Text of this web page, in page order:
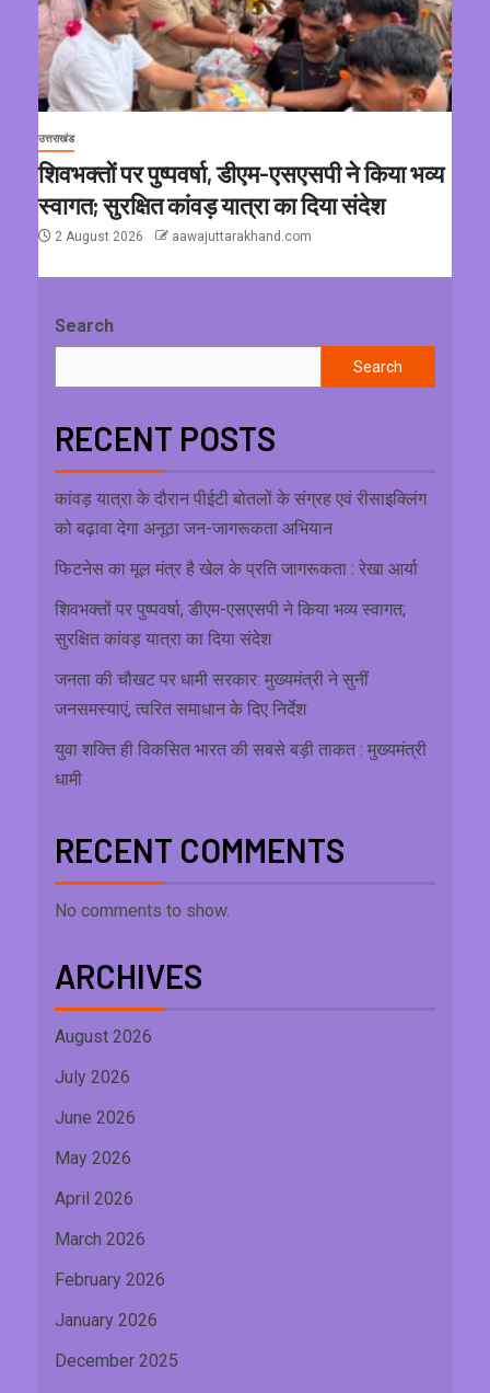
उत्तराखंड
शिवभक्तों पर पुष्पवर्षा, डीएम-एसएसपी ने किया भव्य
स्वागत; सुरक्षित कांवड़ यात्रा का दिया संदेश
2 August 2026 aawajuttarakhand.com
Search
Search
RECENT POSTS
कांवड़ यात्रा के दौरान पीईटी बोतलों के संग्रह एवं रीसाइक्लिंग
को बढ़ावा देगा अनूठा जन-जागरूकता अभियान
फिटनेस का मूल मंत्र है खेल के प्रति जागरूकता : रेखा आर्या
शिवभक्तों पर पुष्पवर्षा, डीएम-एसएसपी ने किया भव्य स्वागत;
सुरक्षित कांवड़ यात्रा का दिया संदेश
जनता की चौखट पर धामी सरकार: मुख्यमंत्री ने सुनीं
जनसमस्याएं, त्वरित समाधान के दिए निर्देश
युवा शक्ति ही विकसित भारत की सबसे बड़ी ताकत : मुख्यमंत्री
धामी
RECENT COMMENTS
No comments to show.
ARCHIVES
August 2026
July 2026
June 2026
May 2026
April 2026
March 2026
February 2026
January 2026
December 2025